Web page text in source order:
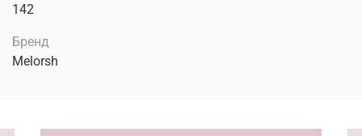
142
Бренд
Melorsh